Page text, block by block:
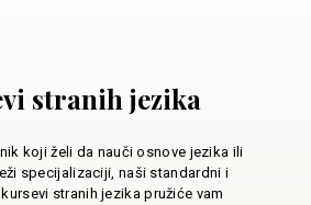
stranih jezika
koji želi da nauči osnove jezika ili
specijalizaciji, naši standardni i
stranih jezika pružiće vam